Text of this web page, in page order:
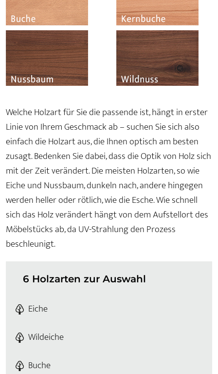
Welche Holzart für Sie die passende ist, hängt in erster
Linie von Ihrem Geschmack ab – suchen Sie sich also
einfach die Holzart aus, die Ihnen optisch am besten
zusagt. Bedenken Sie dabei, dass die Optik von Holz sich
mit der Zeit verändert. Die meisten Holzarten, so wie
Eiche und Nussbaum, dunkeln nach, andere hingegen
werden heller oder rötlich, wie die Esche. Wie schnell
sich das Holz verändert hängt von dem Aufstellort des
Möbelstücks ab, da UV-Strahlung den Prozess
beschleunigt.
6 Holzarten zur Auswahl
Eiche
Wildeiche
Buche